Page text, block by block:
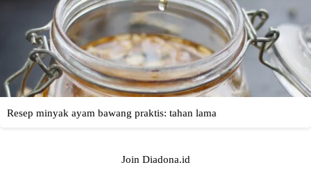
Join Diadona.id